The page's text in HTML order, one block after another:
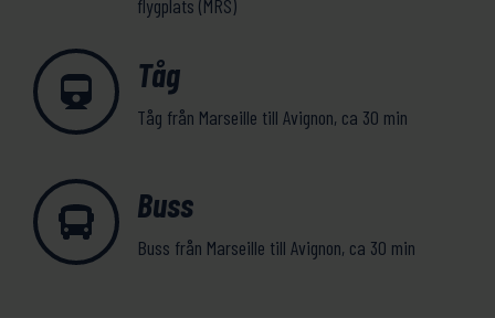
flygplats (MRS)
Tåg
Tåg från Marseille till Avignon, ca 30 min
Buss
Buss från Marseille till Avignon, ca 30 min